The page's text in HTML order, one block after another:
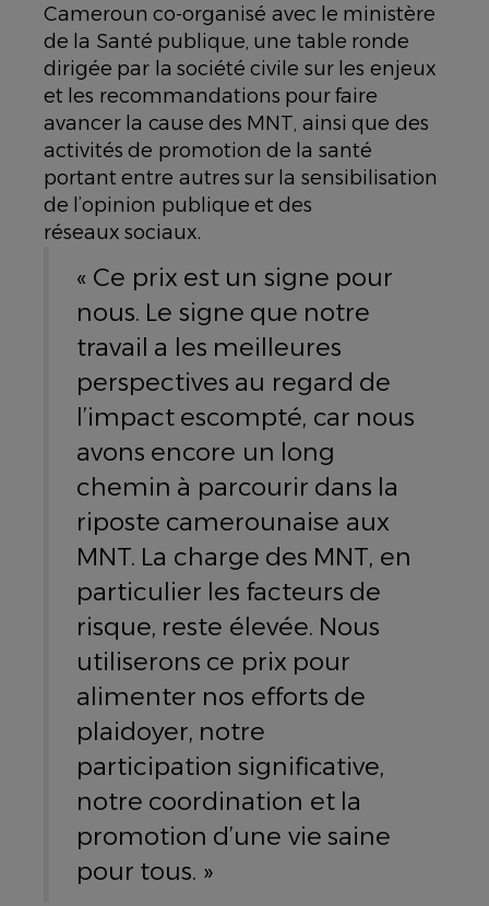
Cameroun co-organisé avec le ministère
de la Santé publique, une table ronde
dirigée par la société civile sur les enjeux
et les recommandations pour faire
avancer la cause des MNT, ainsi que des
activités de promotion de la santé
portant entre autres sur la sensibilisation
de l’opinion publique et des
réseaux sociaux.
« Ce prix est un signe pour
nous. Le signe que notre
travail a les meilleures
perspectives au regard de
l’impact escompté, car nous
avons encore un long
chemin à parcourir dans la
riposte camerounaise aux
MNT. La charge des MNT, en
particulier les facteurs de
risque, reste élevée. Nous
utiliserons ce prix pour
alimenter nos efforts de
plaidoyer, notre
participation significative,
notre coordination et la
promotion d’une vie saine
pour tous. »